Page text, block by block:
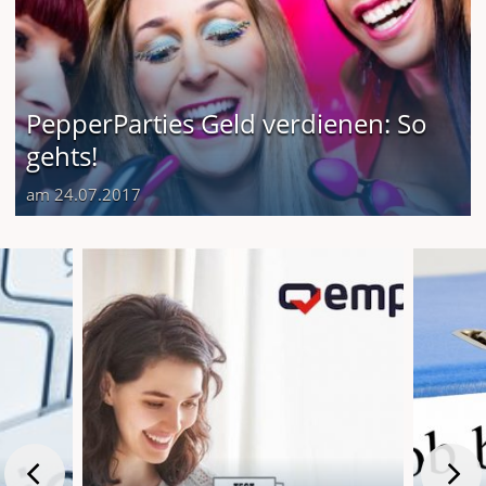
PepperParties Geld verdienen: So
gehts!
am 24.07.2017